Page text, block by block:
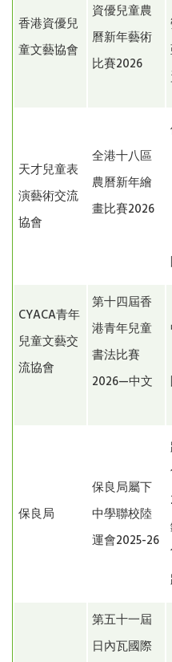
香港資優兒
童文藝協會
資優兒童農
曆新年藝術
比賽2026
天才兒童表
演藝術交流
協會
全港十八區
農曆新年繪
畫比賽2026
CYACA青年
兒童文藝交
流協會
第十四屆香
港青年兒童
書法比賽
2026—中文
保良局
保良局屬下
中學聯校陸
運會2025-26
第五十一屆
日內瓦國際